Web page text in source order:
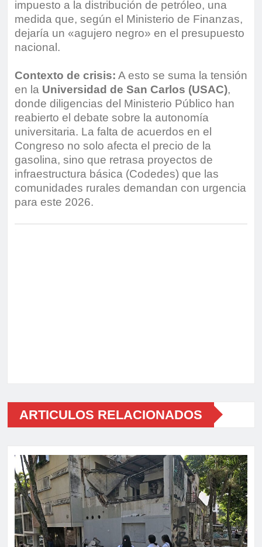
impuesto a la distribución de petróleo, una
medida que, según el Ministerio de Finanzas,
dejaría un «agujero negro» en el presupuesto
nacional.
Contexto de crisis: A esto se suma la tensión
en la Universidad de San Carlos (USAC),
donde diligencias del Ministerio Público han
reabierto el debate sobre la autonomía
universitaria. La falta de acuerdos en el
Congreso no solo afecta el precio de la
gasolina, sino que retrasa proyectos de
infraestructura básica (Codedes) que las
comunidades rurales demandan con urgencia
para este 2026.
ARTICULOS RELACIONADOS